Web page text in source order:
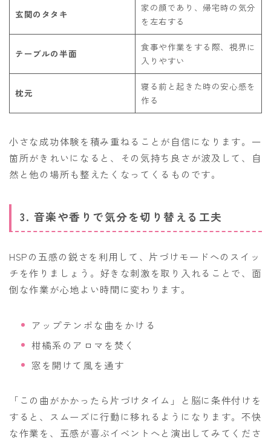
玄関のタタキ
家の顔であり、帰宅時の気分
を左右する
テーブルの半面
食事や作業をする際、視界に
入りやすい
枕元
寝る前と起きた時の安心感を
作る
小さな成功体験を積み重ねることが自信になります。一
箇所がきれいになると、その気持ち良さが波及して、自
然と他の場所も整えたくなってくるものです。
3. 音楽や香りで気分を切り替える工夫
HSPの五感の鋭さを利用して、片づけモードへのスイッ
チを作りましょう。好きな刺激を取り入れることで、面
倒な作業が心地よい時間に変わります。
アップテンポな曲をかける
柑橘系のアロマを焚く
窓を開けて風を通す
「この曲がかかったら片づけタイム」と脳に条件付けを
すると、スムーズに行動に移れるようになります。不快
な作業を、五感が喜ぶイベントへと演出してみてくださ